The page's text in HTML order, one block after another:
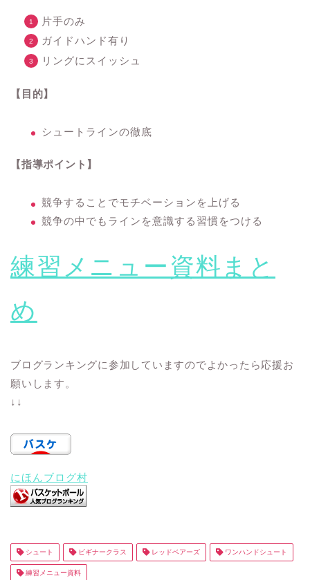
片手のみ
ガイドハンド有り
リングにスイッシュ
【目的】
シュートラインの徹底
【指導ポイント】
競争することでモチベーションを上げる
競争の中でもラインを意識する習慣をつける
練習メニュー資料まと
め
ブログランキングに参加していますのでよかったら応援お
願いします。
↓↓
にほんブログ村
シュート ビギナークラス レッドベアーズ ワンハンドシュート
練習メニュー資料